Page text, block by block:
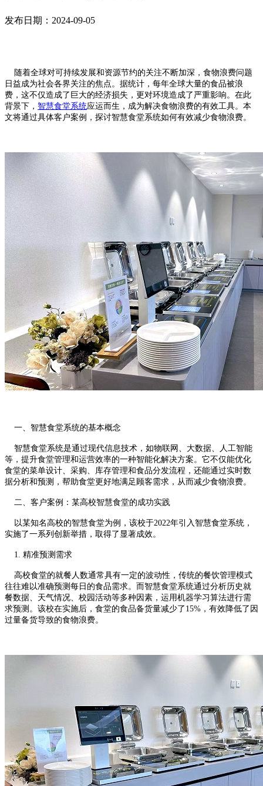
发布日期：2024-09-05
随着全球对可持续发展和资源节约的关注不断加深，食物浪费问题
日益成为社会各界关注的焦点。据统计，每年全球大量的食品被浪
费，这不仅造成了巨大的经济损失，更对环境造成了严重影响。在此
背景下， 智慧食堂系统应运而生，成为解决食物浪费的有效工具。本
文将通过具体客户案例，探讨智慧食堂系统如何有效减少食物浪费。
一、智慧食堂系统的基本概念
智慧食堂系统是通过现代信息技术，如物联网、大数据、人工智能
等，提升食堂管理和运营效率的一种智能化解决方案。它不仅能优化
食堂的菜单设计、采购、库存管理和食品分发流程，还能通过实时数
据分析和预测，帮助食堂更好地满足顾客需求，从而减少食物浪费。
二、客户案例：某高校智慧食堂的成功实践
以某知名高校的智慧食堂为例，该校于2022年引入智慧食堂系统，
实施了一系列创新举措，取得了显著成效。
1. 精准预测需求
高校食堂的就餐人数通常具有一定的波动性，传统的餐饮管理模式
往往难以准确预测每日的食品需求。而智慧食堂系统通过分析历史就
餐数据、天气情况、校园活动等多种因素，运用机器学习算法进行需
求预测。该校在实施后，食堂的食品备货量减少了15%，有效降低了因
过量备货导致的食物浪费。